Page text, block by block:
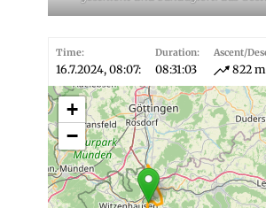
Time:
16.7.2024, 08:07:
Duration:
08:31:03
Ascent/
822 m
+
−